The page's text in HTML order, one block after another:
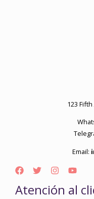
123
Email:
Atención al